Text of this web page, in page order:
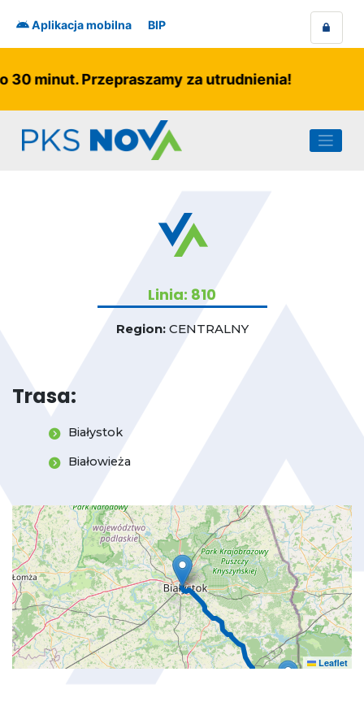
Aplikacja mobilna BIP
minut. Przepraszamy za utrudnienia!
Linia: 810
Region:CENTRALNY
Trasa:
Białystok
Białowieża
Leaflet